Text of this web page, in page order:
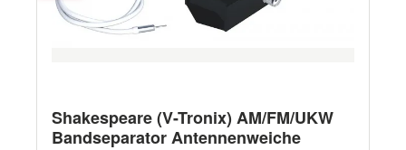
Shakespeare (V-Tronix) AM/FM/UKW
Bandseparator Antennenweiche